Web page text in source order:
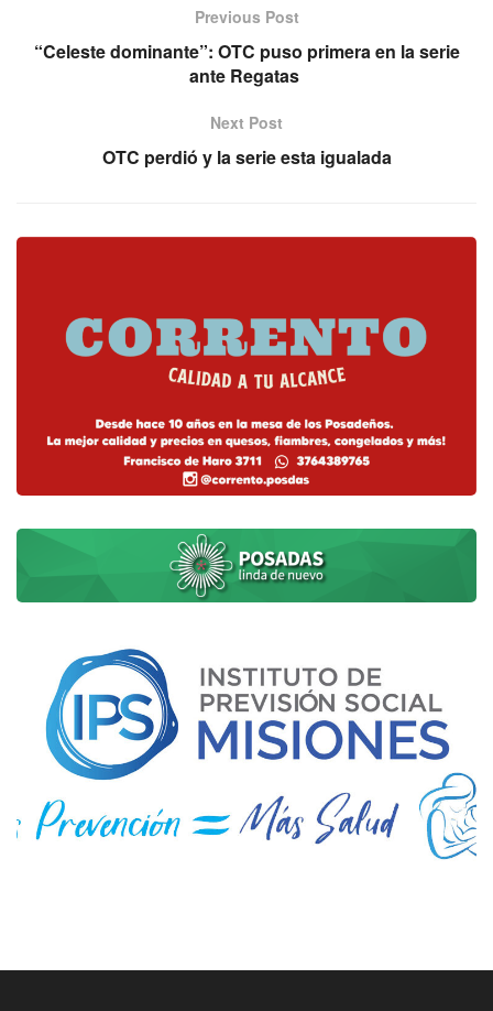
Previous Post
“Celeste dominante”: OTC puso primera en la serie
ante Regatas
Next Post
OTC perdió y la serie esta igualada